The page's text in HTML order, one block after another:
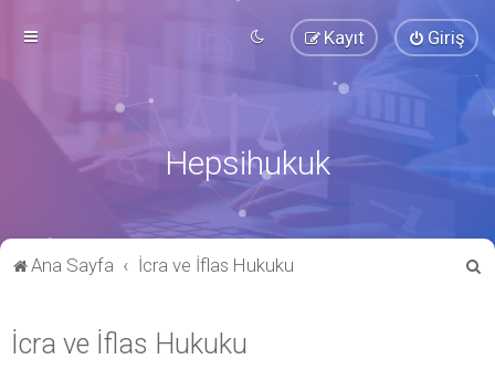
Giriş
Kayıt
Hepsihukuk
Ana Sayfa İcra ve İflas Hukuku
İcra ve İflas Hukuku